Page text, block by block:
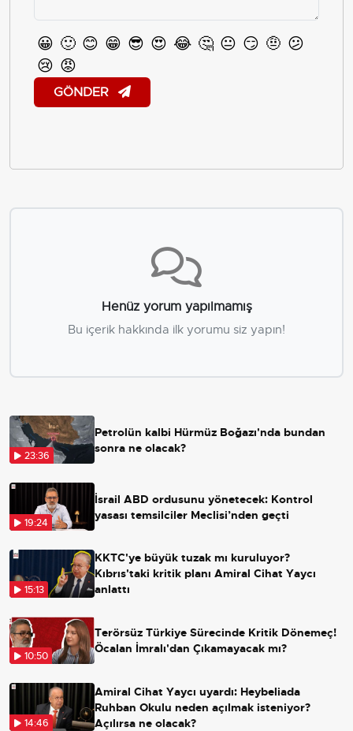
😀 🙂 😊 😁 😎 😍 😂 🤔 😐 😏 🤨 😕
😢 😡
GÖNDER
Henüz yorum yapılmamış
Bu içerik hakkında ilk yorumu siz yapın!
23:36
Petrolün kalbi Hürmüz Boğazı'nda bundan
sonra ne olacak?
19:24
İsrail ABD ordusunu yönetecek: Kontrol
yasası temsilciler Meclisi’nden geçti
15:13
KKTC'ye büyük tuzak mı kuruluyor?
Kıbrıs'taki kritik planı Amiral Cihat Yaycı
anlattı
10:50
Terörsüz Türkiye Sürecinde Kritik Dönemeç!
Öcalan İmralı'dan Çıkamayacak mı?
14:46
Amiral Cihat Yaycı uyardı: Heybeliada
Ruhban Okulu neden açılmak isteniyor?
Açılırsa ne olacak?